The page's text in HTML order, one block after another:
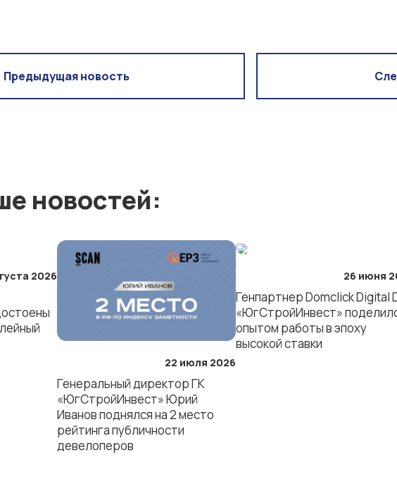
Предыдущая новость
новостей:
2026
22 июля 2026
Генеральный директор ГК
«ЮгСтройИнвест» Юрий
Иванов поднялся на 2 место
рейтинга публичности
девелоперов
26 июня
Генпартнер Domclick Digital
«ЮгСтройИнвест»
опытом работы в эпоху
высокой ставки
ЖК
«Левобережье» ЖК «Персона»
мкр. «Губернский»